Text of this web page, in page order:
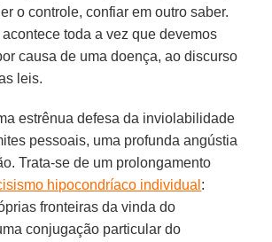
o controle, confiar em outro saber.
toda a vez que devemos
causa de uma doença, ao discurso
leis.
estrênua defesa da inviolabilidade
pessoais, uma profunda angústia
Trata-se de um prolongamento
hipocondríaco individual :
fronteiras da vinda do
conjugação particular do